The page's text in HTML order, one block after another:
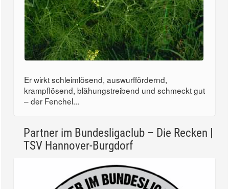
Er wirkt schleimlösend, auswurffördernd,
krampflösend, blähungstreibend und schmeckt gut
– der Fenchel...
Partner im Bundesligaclub – Die Recken |
TSV Hannover-Burgdorf